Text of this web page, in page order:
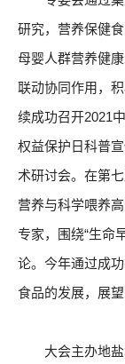
研究，营养保健
母婴人群营养健
联动协同作用，
续成功召开2021
权益保护日科普
术研讨会。在第
营养与科学喂养
专家，围绕“生命
论。今年通过成
食品的发展，展
大会主办地